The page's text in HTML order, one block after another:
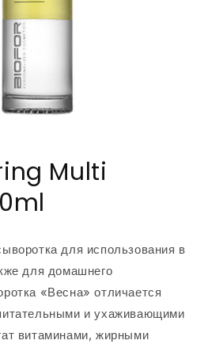
Multi
для использования в
для домашнего
«Весна» отличается
и ухаживающими
витаминами, жирными